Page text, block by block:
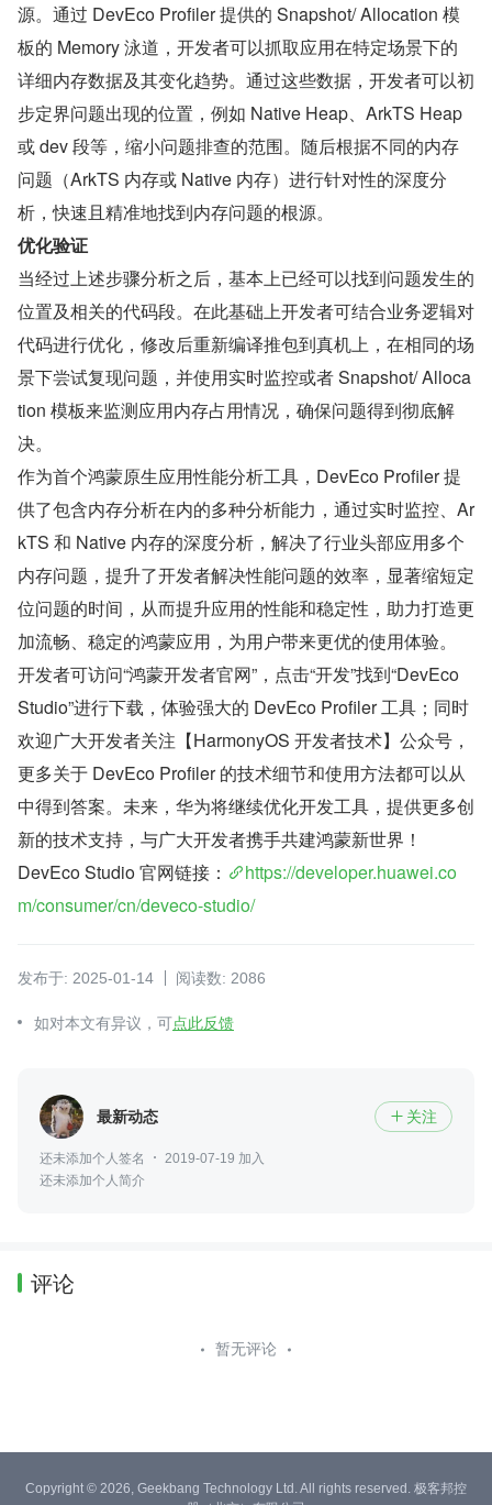
源。通过 DevEco Profiler 提供的 Snapshot/ Allocation 模
板的 Memory 泳道，开发者可以抓取应用在特定场景下的
详细内存数据及其变化趋势。通过这些数据，开发者可以初
步定界问题出现的位置，例如 Native Heap、ArkTS Heap
或 dev 段等，缩小问题排查的范围。随后根据不同的内存
问题（ArkTS 内存或 Native 内存）进行针对性的深度分
析，快速且精准地找到内存问题的根源。
优化验证
当经过上述步骤分析之后，基本上已经可以找到问题发生的
位置及相关的代码段。在此基础上开发者可结合业务逻辑对
代码进行优化，修改后重新编译推包到真机上，在相同的场
景下尝试复现问题，并使用实时监控或者 Snapshot/ Alloca
tion 模板来监测应用内存占用情况，确保问题得到彻底解
决。
作为首个鸿蒙原生应用性能分析工具，DevEco Profiler 提
供了包含内存分析在内的多种分析能力，通过实时监控、Ar
kTS 和 Native 内存的深度分析，解决了行业头部应用多个
内存问题，提升了开发者解决性能问题的效率，显著缩短定
位问题的时间，从而提升应用的性能和稳定性，助力打造更
加流畅、稳定的鸿蒙应用，为用户带来更优的使用体验。
开发者可访问“鸿蒙开发者官网”，点击“开发”找到“DevEco
Studio”进行下载，体验强大的 DevEco Profiler 工具；同时
欢迎广大开发者关注【HarmonyOS 开发者技术】公众号，
更多关于 DevEco Profiler 的技术细节和使用方法都可以从
中得到答案。未来，华为将继续优化开发工具，提供更多创
新的技术支持，与广大开发者携手共建鸿蒙新世界！
DevEco Studio 官网链接：
https://developer.huawei.co
m/consumer/cn/deveco-studio/
发布于: 2025-01-14 阅读数: 2086
如对本文有异议，可点此反馈
最新动态  关注
还未添加个人签名
2019-07-19 加入
还未添加个人简介
评论
暂无评论
Copyright © 2026, Geekbang Technology Ltd. All rights reserved. 极客邦控